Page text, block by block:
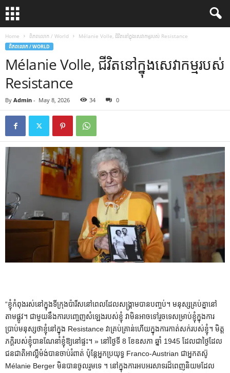
Home ពិភពលោក / World Mélanie Volle, ជីវិតនៅក្នុងសេវាកម្មរបស់ Resistance
ពិភពលោក / WORLD
Mélanie Volle, ជីវិតនៅក្នុងសេវាកម្មរបស់
Resistance
By Admin - May 8, 2026 34 0
“ខ្ញុំកំពុងរស់នៅក្នុងទីក្រុងប៉ារីសនៅពេលដែលសង្រ្គាមបានបញ្ចប់។ មនុស្សគ្រប់គ្នានៅ
តាមផ្លូវ។ ជាមួយនឹងការបញ្ចេញសំឡេងរបស់ខ្ញុំ វាមិនអាចទៅរួចទេសម្រាប់ខ្ញុំក្នុងការ
ប្រាប់មនុស្សថាខ្ញុំនៅក្នុង Resistance វាគ្រប់គ្រាន់ហើយក្នុងការកាត់សក់របស់ខ្ញុំ។ មិត្ត
ភក្តិរបស់ខ្ញុំបានណែនាំខ្ញុំឱ្យនៅផ្ទះ។ » នៅថ្ងៃទី 8 ខែឧសភា ឆ្នាំ 1945 ដែលជាថ្ងៃដែល
ជនជាតិអាល្លឺម៉ង់បានចាប់រំពាត់ ប៉ុន្តែអ្នកប្រយុទ្ធ Franco-Austrian ជាអ្នកតស៊ូ
Mélanie Berger មិនបានចូលរួមទេ ។ នៅក្នុងការអបអរសាទរដ៏ពេញនិយមដែល